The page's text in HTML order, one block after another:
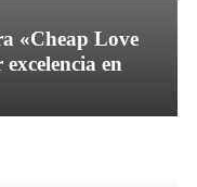
«Cheap Love
en